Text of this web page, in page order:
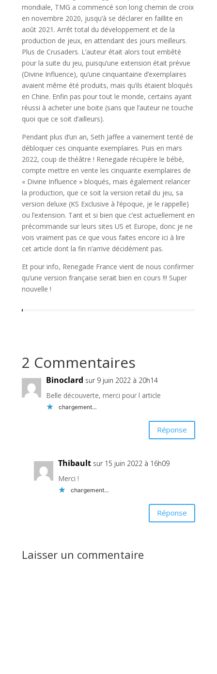
mondiale, TMG a commencé son long chemin de croix
en novembre 2020, jusqu’à se déclarer en faillite en
août 2021. Arrêt total du développement et de la
production de jeux, en attendant des jours meilleurs.
Plus de Crusaders. L’auteur était alors tout embêté
pour la suite du jeu, puisqu’une extension était prévue
(Divine Influence), qu’une cinquantaine d’exemplaires
avaient même été produits, mais qu’ils étaient bloqués
en Chine. Enfin pas pour tout le monde, certains ayant
réussi à acheter une boite (sans que l’auteur ne touche
quoi que ce soit d’ailleurs).
Pendant plus d’un an, Seth Jaffee a vainement tenté de
débloquer ces cinquante exemplaires. Puis en mars
2022, coup de théâtre ! Renegade récupère le bébé,
compte mettre en vente les cinquante exemplaires de
« Divine Influence » bloqués, mais également relancer
la production, que ce soit la version retail du jeu, sa
version deluxe (KS Exclusive à l’époque, je le rappelle)
ou l’extension. Tant et si bien que c’est actuellement en
précommande sur leurs sites US et Europe, donc je ne
vois vraiment pas ce que vous faites encore ici à lire
cet article dont la fin n’arrive décidément pas.
Et pour info, Renegade France vient de nous confirmer
qu’une version française serait bien en cours !!! Super
nouvelle !
2 Commentaires
Binoclard sur 9 juin 2022 à 20h14
Belle découverte, merci pour l article
chargement…
Réponse
Thibault sur 15 juin 2022 à 16h09
Merci !
chargement…
Réponse
Laisser un commentaire